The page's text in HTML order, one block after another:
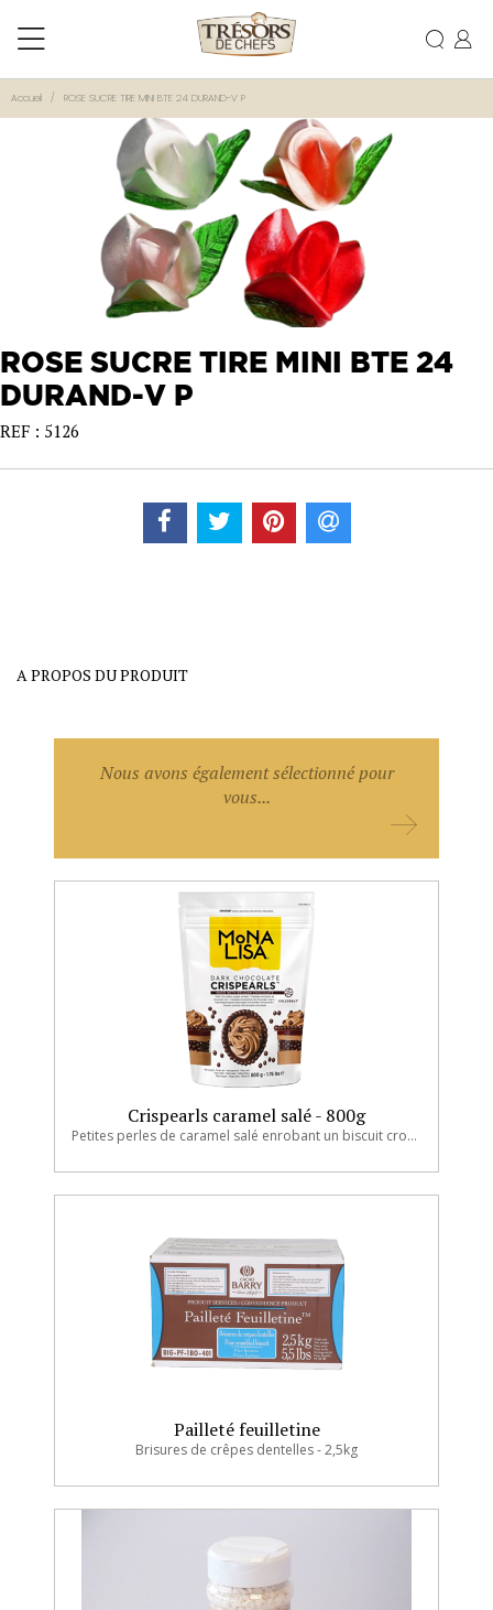
Accueil ROSE SUCRE TIRE MINI BTE 24 DURAND-V P
ROSE SUCRE TIRE MINI BTE 24
DURAND-V P
REF : 5126
A PROPOS DU PRODUIT
Nous avons également sélectionné pour
vous...
Crispearls caramel salé - 800g
Petites perles de caramel salé enrobant un biscuit croustillant.
Pailleté feuilletine
Brisures de crêpes dentelles - 2,5kg